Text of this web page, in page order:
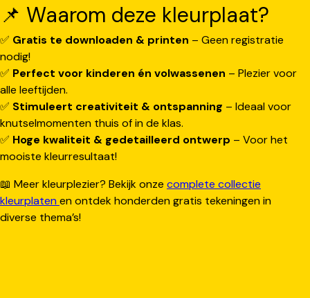
📌 Waarom deze kleurplaat?
✅ Gratis te downloaden & printen – Geen registratie
nodig!
✅ Perfect voor kinderen én volwassenen – Plezier voor
alle leeftijden.
✅ Stimuleert creativiteit & ontspanning – Ideaal voor
knutselmomenten thuis of in de klas.
✅ Hoge kwaliteit & gedetailleerd ontwerp – Voor het
mooiste kleurresultaat!
📖 Meer kleurplezier? Bekijk onze complete collectie
kleurplatenen ontdek honderden gratis tekeningen in
diverse thema’s!